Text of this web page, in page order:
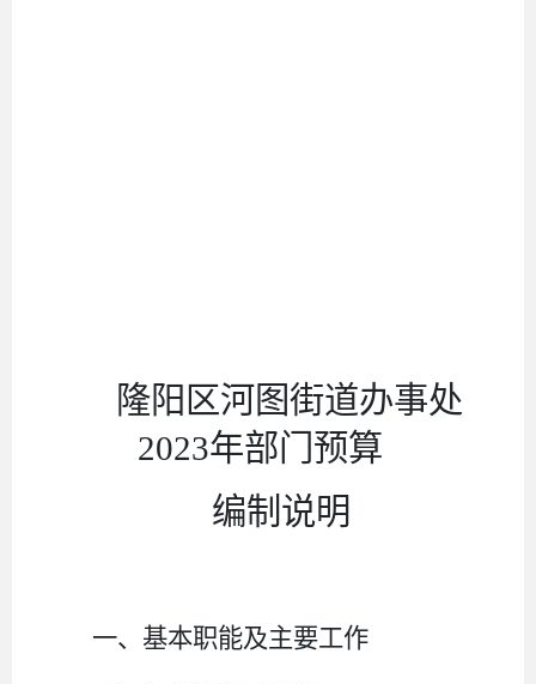
隆阳区河图街道办事处
2023年部门预算
编制说明
一、基本职能及主要工作